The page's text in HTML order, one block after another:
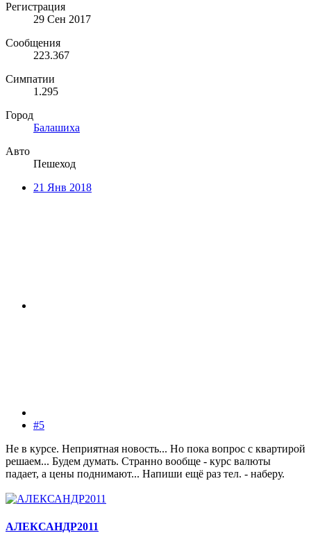
Регистрация
29 Сен 2017
Сообщения
223.367
Симпатии
1.295
Город
Балашиха
Авто
Пешеход
21 Янв 2018
#5
Не в курсе. Неприятная новость... Но пока вопрос с квартирой
решаем... Будем думать. Странно вообще - курс валюты
падает, а цены поднимают... Напиши ещё раз тел. - наберу.
АЛЕКСАНДР2011